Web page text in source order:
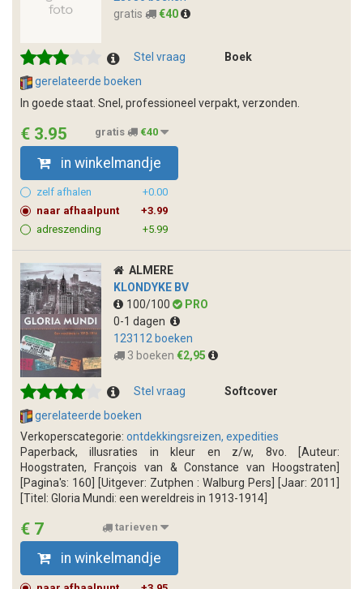
gratis
€40
Stel vraag
Boek
gerelateerde boeken
In goede staat. Snel, professioneel verpakt, verzonden.
€ 3.95 gratis €40
in winkelmandje
zelf afhalen
+0.00
naar afhaalpunt
+3.99
adreszending
+5.99
ALMERE
KLONDYKE BV
100/100
PRO
0-1 dagen
123112 boeken
3 boeken €2,95
Stel vraag
Softcover
gerelateerde boeken
Verkoperscategorie: ontdekkingsreizen, expedities
Paperback, illusraties in kleur en z/w, 8vo. [Auteur:
Hoogstraten, François van & Constance van Hoogstraten]
[Pagina's: 160] [Uitgever: Zutphen : Walburg Pers] [Jaar: 2011]
[Titel: Gloria Mundi: een wereldreis in 1913-1914]
€ 7 tarieven
in winkelmandje